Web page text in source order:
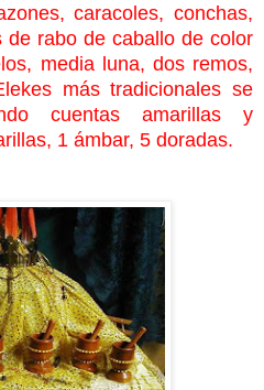
caracoles, conchas,
de rabo de caballo de color
media luna, dos remos,
más tradicionales se
cuentas amarillas y
1 ámbar, 5 doradas.